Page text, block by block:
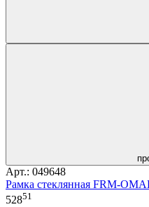
Арт.: 049648
Рамка стеклянная FRM-
52851